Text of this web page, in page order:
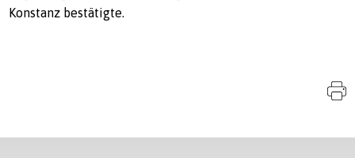
Konstanz bestätigte.